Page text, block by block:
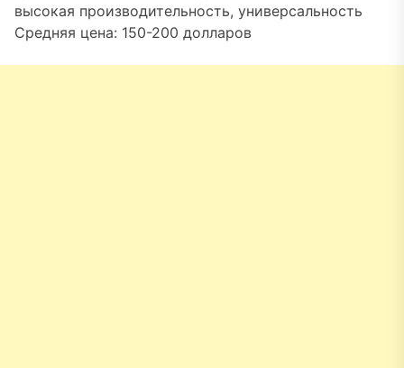
высокая производительность, универсальность
Средняя цена: 150-200 долларов